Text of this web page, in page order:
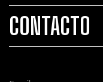
CONTACTO